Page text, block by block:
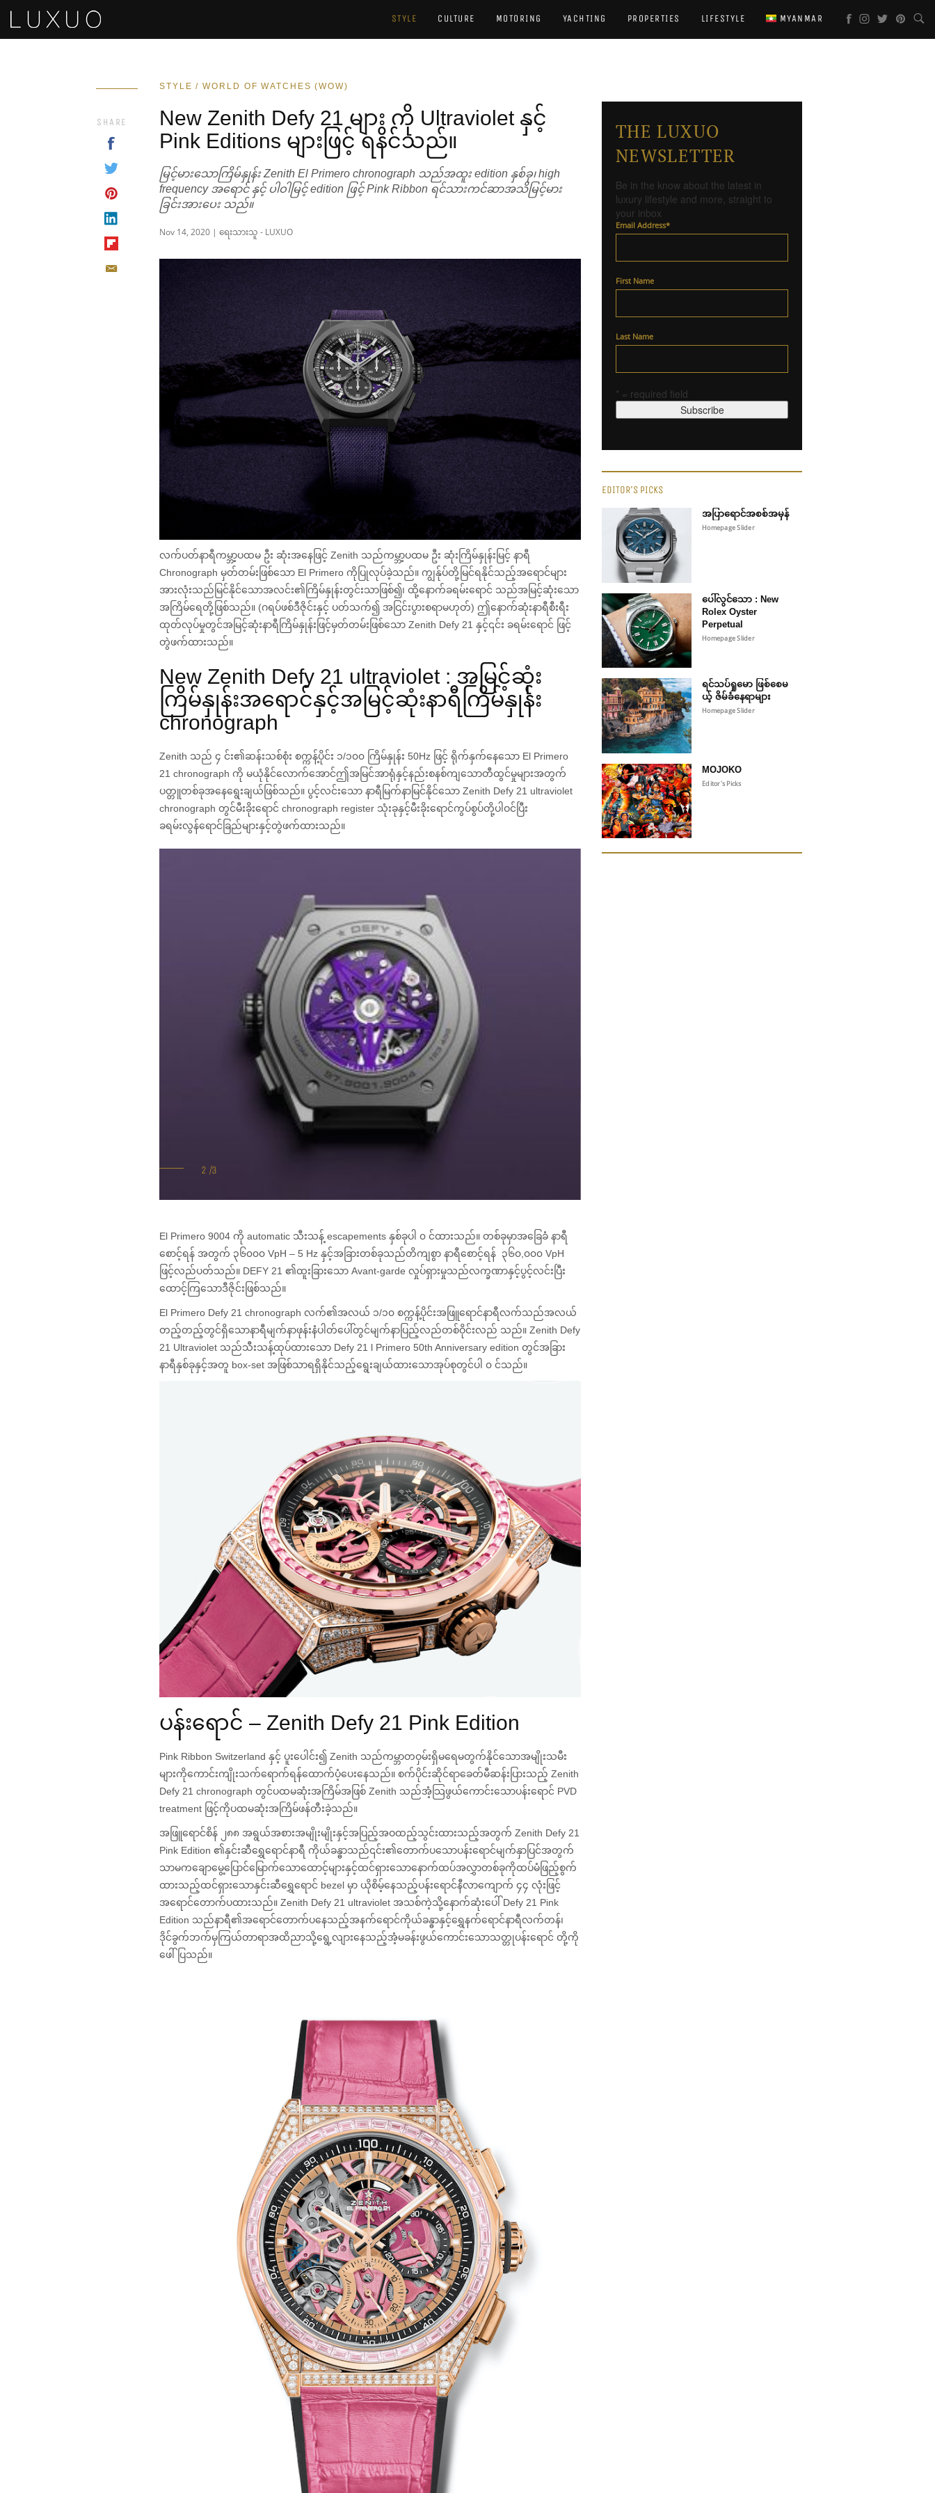
STYLE CULTURE MOTORING YACHTING PROPERTIES LIFESTYLE MYANMAR
STYLE / WORLD OF WATCHES (WOW)
New Zenith Defy 21 များ ကို Ultraviolet နှင့်
Pink Editions များဖြင့် ရနိင်သည်။
မြင့်မားသောကြိမ်နှုန်း Zenith El Primero chronograph သည်အထူး edition နှစ်ခု၊ high
frequency အရောင် နှင့် ပါဝါမြင့် edition ဖြင့် Pink Ribbon ရင်သားကင်ဆာအသိမြင့်မား
ခြင်းအားပေး သည်။
Nov 14, 2020 | ရေးသားသူ - LUXUO
SHARE
လက်ပတ်နာရီကမ္ဘာ့ပထမ ဦး ဆုံးအနေဖြင့် Zenith သည်ကမ္ဘာ့ပထမ ဦး ဆုံးကြိမ်နှုန်းမြင့် နာရီ
Chronograph မှတ်တမ်းဖြစ်သော El Primero ကိုပြုလုပ်ခဲ့သည်။ ကျွန်ုပ်တို့မြင်ရနိုင်သည့်အရောင်များ
အားလုံးသည်မြင်နိုင်သောအလင်း၏ကြိမ်နှုန်းတွင်းသာဖြစ်၍၊ ထို့နောက်ခရမ်းရောင် သည်အမြင့်ဆုံးသော
အကြိမ်ရေတို့ဖြစ်သည်။ (ဂရပ်ဖစ်ဒီဇိုင်းနှင့် ပတ်သက်၍ အငြင်းပွားစရာမဟုတ်) ဤနောက်ဆုံးနာရီစီးရီး
ထုတ်လုပ်မှုတွင်အမြင့်ဆုံးနာရီကြိမ်နှုန်းဖြင့်မှတ်တမ်းဖြစ်သော Zenith Defy 21 နှင့်၎င်း ခရမ်းရောင် ဖြင့်
တွဲဖက်ထားသည်။
New Zenith Defy 21 ultraviolet : အမြင့်ဆုံး
ကြိမ်နှုန်းအရောင်နှင့်အမြင့်ဆုံးနာရီကြိမ်နှုန်း
chronograph
Zenith သည် ၄ ​​င်း၏ဆန်းသစ်စုံး စက္ကန့်ပိုင်း ၁/၁၀၀ ကြိမ်နှုန်း 50Hz ဖြင့် ရိုက်နှက်နေသော El Primero
21 chronograph ကို မယုံနိုင်လောက်အောင်ဤအမြင်အာရုံနှင့်နည်းစနစ်ကျသောတီထွင်မှုများအတွက်
ပတ္တူတစ်ခုအနေရွေး‌ချယ်ဖြစ်သည်။ ပွင့်လင်းသော နာရီမြက်နာမြင်နိုင်သော Zenith Defy 21 ultraviolet
chronograph တွင်မီးခိုးရောင် chronograph register သုံးခုနှင့်မီးခိုးရောင်ကွပ်စွပ်တို့ပါဝင်ပြီး
ခရမ်းလွန်ရောင်ခြည်များနှင့်တွဲဖက်ထားသည်။
El Primero 9004 ကို automatic သီးသန့် escapements နှစ်ခုပါ ၀ င်ထားသည်။ တစ်ခုမှာအခြေခံ နာရီ
စောင့်ရန် အတွက် ၃၆၀၀၀ VpH – 5 Hz နှင့်အခြားတစ်ခုသည်တိကျစွာ နာရီစောင့်ရန် ၃၆၀,၀၀၀ VpH
ဖြင့်လည်ပတ်သည်။ DEFY 21 ၏ထူးခြားသော Avant-garde လှုပ်ရှားမှုသည်လက္ခဏာနှင့်ပွင့်လင်းပြီး
ထောင့်ကြသောဒီဇိုင်းဖြစ်သည်။
El Primero Defy 21 chronograph လက်၏အလယ် ၁/၁၀ စက္ကန့်ပိုင်းအဖြူရောင်နာရီလက်သည်အလယ်
တည့်တည့်တွင်ရှိသောနာရီမျက်နာဖုန်းနံပါတ်ပေါ်တွင်မျက်နာပြည့်လည်တစ်ဝိုင်းလည် သည်။ Zenith Defy
21 Ultraviolet သည်သီးသန့်ထုပ်ထားသော Defy 21 l Primero 50th Anniversary edition တွင်အခြား
နာရီနှစ်ခုနှင့်အတူ box-set အဖြစ်သာရရှိနိုင်သည့်ရွေးချယ်ထားသောအုပ်စုတွင်ပါ ၀ င်သည်။
ပန်းရောင် – Zenith Defy 21 Pink Edition
Pink Ribbon Switzerland နှင့် ပူးပေါင်း၍ Zenith သည်ကမ္ဘာတဝှမ်းရှိမရေမတွက်နိုင်သောအမျိုးသမီး
များကိုကောင်းကျိုးသက်ရောက်ရန်ထောက်ပံ့ပေးနေသည်။ စက်ပိုင်းဆိုင်ရာခေတ်မီဆန်းပြားသည့် Zenith
Defy 21 chronograph တွင်ပထမဆုံးအကြိမ်အဖြစ် Zenith သည်အံ့သြဖွယ်ကောင်းသောပန်းရောင် PVD
treatment ဖြင့်ကိုပထမဆုံးအကြိမ်ဖန်တီးခဲ့သည်။
အဖြူရောင်စိန် ၂၈၈ အရွယ်အစားအမျိုးမျိုးနှင့်အပြည့်အဝထည့်သွင်းထားသည့်အတွက် Zenith Defy 21
Pink Edition ၏နှင်းဆီရွှေရောင်နာရီ ကိုယ်ခန္ဓာသည်၎င်း၏တောက်ပသောပန်းရောင်မျက်နှာပြင်အတွက်
သာမကချောမွေ့ပြောင်မြောက်သောထောင့်များနှင့်ထင်ရှားသောနောက်ထပ်အလွှာတစ်ခုကိုထပ်မံဖြည့်စွက်
ထားသည့်ထင်ရှားသောနှင်းဆီရွှေရောင် bezel မှာ ယိုစိမ့်နေသည့်ပန်းရောင်နီလာကျောက် ၄၄ လုံးဖြင့်
အရောင်တောက်ပထားသည်။ Zenith Defy 21 ultraviolet အသစ်ကဲ့သို့နောက်ဆုံးပေါ် Defy 21 Pink
Edition သည်နာရီ၏အရောင်တောက်ပနေသည့်အနက်ရောင်ကိုယ်ခန္ဓာနှင့်ရွှေနက်ရောင်နာရီလက်တန်၊
ဒိုင်ခွက်ဘက်မှကြယ်တာရာအထိညာသို့ရွေ့လျားနေသည့်အံ့မခန်းဖွယ်ကောင်းသောသတ္တုပန်းရောင် တို့ကို
ဖေါ်ပြသည်။
THE LUXUO
NEWSLETTER
Be in the know about the latest in
luxury lifestyle and more, straight to
your inbox
Email Address*
First Name
Last Name
* = required field
EDITOR'S PICKS
အပြာရောင်အစစ်အမှန်
Homepage Slider
ပေါ်လွင်သော : New
Rolex Oyster
Perpetual
Homepage Slider
ရင်သပ်ရှုမော ဖြစ်စေမ
ယ့် ဇိမ်ခံနေရာများ
Homepage Slider
MOJOKO
Editor's Picks